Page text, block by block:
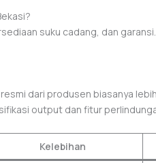
suku cadang, dan
dari produsen biasanya
output dan fitur
Kelebihan